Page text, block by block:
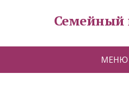
Семейный
МЕНЮ